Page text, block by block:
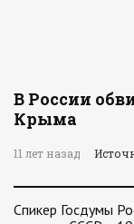
В России
Крыма
11 лет назад
Спикер Госдумы